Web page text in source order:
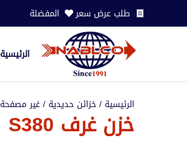
طلب عرض سعر المفضلة
الرئيسية
الرئيسية /خزائن حديدية /غير مصفحة
خزن غرف S380